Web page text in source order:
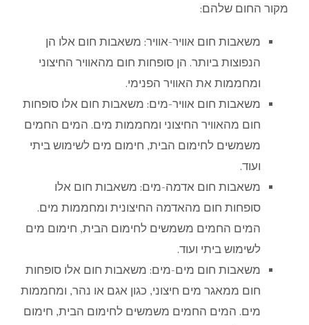
מקור החום שלהם:
משאבות חום אוויר-אוויר: משאבות חום אלו הן
הנפוצות ביותר. הן סופחות חום מהאוויר החיצוני
ומחממות את האוויר הפנימי.
משאבות חום אוויר-מים: משאבות חום אלו סופחות
חום מהאוויר החיצוני ומחממות מים. המים החמים
משמשים לחימום הבית, חימום מים לשימוש ביתי
ועוד.
משאבות חום אדמה-מים: משאבות חום אלו
סופחות חום מהאדמה החיצונית ומחממות מים.
המים החמים משמשים לחימום הבית, חימום מים
לשימוש ביתי ועוד.
משאבות חום מים-מים: משאבות חום אלו סופחות
חום ממאגר מים חיצוני, כגון אגם או נהר, ומחממות
מים. המים החמים משמשים לחימום הבית, חימום